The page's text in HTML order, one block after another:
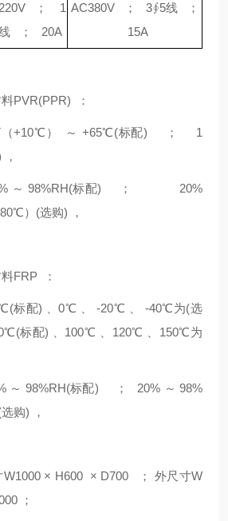
； 1
； 20A
AC380V ； 3∮5线 ；
15A
PVR(PPR) ：
（+10℃） ～ +65℃(标配) ； 1
～ 98%RH(标配) ； 20%
）(选购) ，
FRP ：
标配) 、0℃ 、 -20℃ 、 -40℃为(选
标配) 、100℃ 、120℃ 、150℃为
～ 98%RH(标配) ； 20% ～ 98%
购) ，
W1000 × H600 × D700 ； 外尺寸W
；